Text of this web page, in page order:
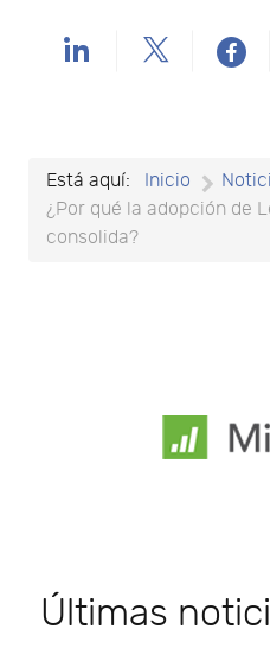
Está aquí: Inicio
¿Por qué la adopción de
consolida?
Últimas